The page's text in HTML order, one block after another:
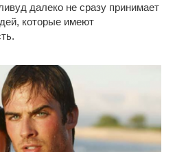
далеко не сразу принимает
которые имеют